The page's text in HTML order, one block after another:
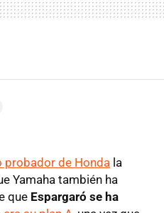
probador de Honda la
Yamaha también ha
que Espargaró se ha